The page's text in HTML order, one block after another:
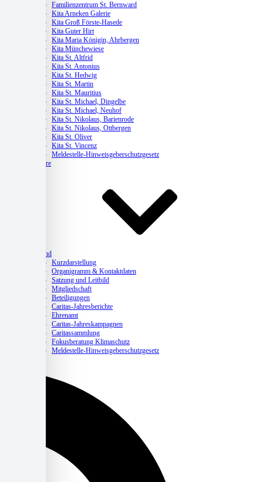
Familienzentrum St. Bernward
Kita Arneken Galerie
Kita Groß Förste-Hasede
Kita Guter Hirt
Kita Maria Königin, Ahrbergen
Kita Münchewiese
Kita St. Altfrid
Kita St. Antonius
Kita St. Hedwig
Kita St. Martin
Kita St. Mauritius
Kita St. Michael, Dingelbe
Kita St. Michael, Neuhof
Kita St. Nikolaus, Barienrode
Kita St. Nikolaus, Ottbergen
Kita St. Oliver
Kita St. Vincenz
Meldestelle-Hinweisgeberschutzgesetz
Karriere
Verband
Kurzdarstellung
Organigramm & Kontaktdaten
Satzung und Leitbild
Mitgliedschaft
Beteiligungen
Caritas-Jahresberichte
Ehrenamt
Caritas-Jahreskampagnen
Caritassammlung
Fokusberatung Klimaschutz
Meldestelle-Hinweisgeberschutzgesetz